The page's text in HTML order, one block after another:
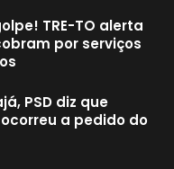
TRE-TO alerta
por serviços
PSD diz que
a pedido do